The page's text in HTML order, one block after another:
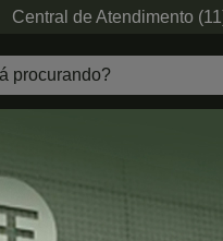
Central de Atendimento